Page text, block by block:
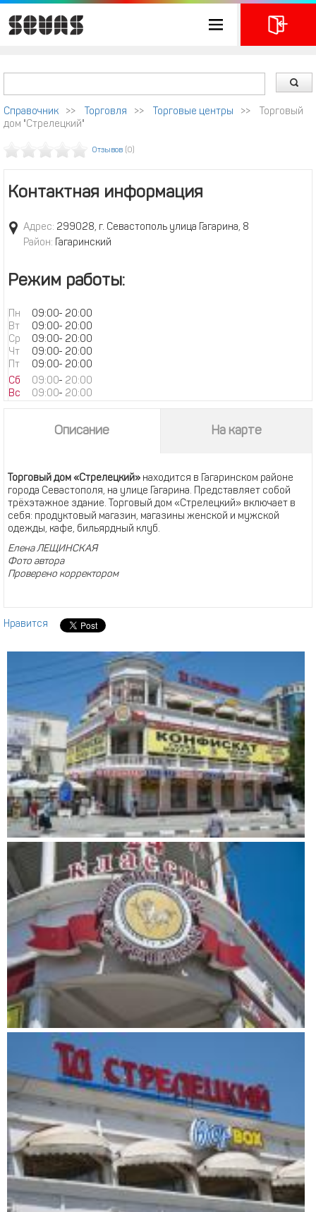
Справочник >> Торговля >> Торговые центры >>
Торговый
дом "Стрелецкий"
Отзывов (0)
Контактная информация
Адрес: 299028, г. Севастополь улица Гагарина, 8
Район: Гагаринский
Режим работы:
Пн 09:00- 20:00
Вт
09:00- 20:00
Ср
09:00- 20:00
Чт
09:00- 20:00
Пт
09:00- 20:00
Сб
09:00- 20:00
Вс
09:00- 20:00
Описание На карте
Торговый дом «Стрелецкий» находится в Гагаринском районе
города Севастополя, на улице Гагарина. Представляет собой
трёхэтажное здание. Торговый дом «Стрелецкий» включает в
себя: продуктовый магазин, магазины женской и мужской
одежды, кафе, бильярдный клуб.
Елена ЛЕЩИНСКАЯ
Фото автора
Проверено корректором
Нравится